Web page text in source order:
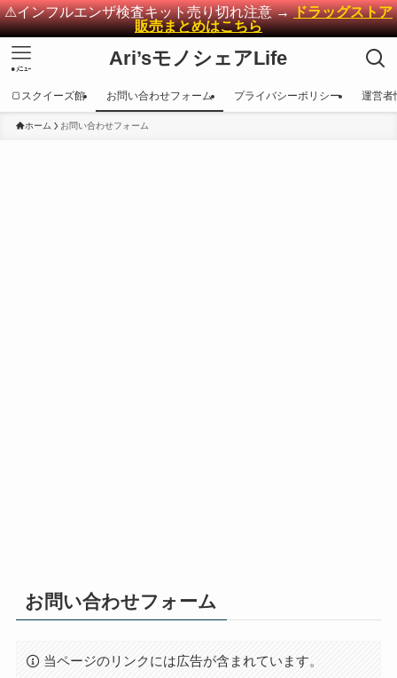
⚠インフルエンザ検査キット売り切れ注意 →ドラッグストア
販売まとめはこちら
Ari’sモノシェアLife
●ﾒﾆｭｰ
🍞スクイーズ館 お問い合わせフォーム プライバシーポリシー 運営者
ホーム お問い合わせフォーム
お問い合わせフォーム
当ページのリンクには広告が含まれています。